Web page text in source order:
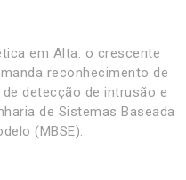
em Alta: o crescente
reconhecimento de
detecção de intrusão e
de Sistemas Baseada
(MBSE).